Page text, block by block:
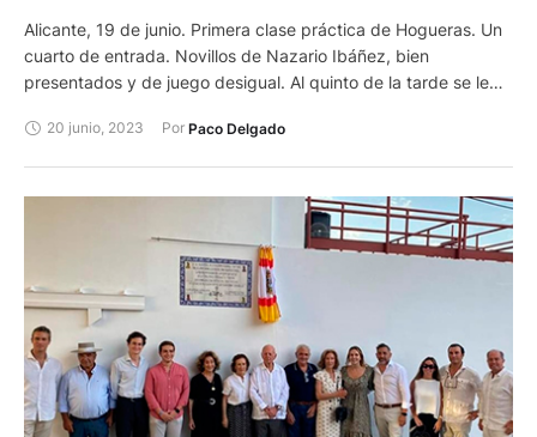
Alicante, 19 de junio. Primera clase práctica de Hogueras. Un
cuarto de entrada. Novillos de Nazario Ibáñez, bien
presentados y de juego desigual. Al quinto de la tarde se le
ovación. Javier Zulueta, de la Escuela de Sevilla, oreja. Daniel
Alejandro Troyas, de la Escuela Taurina de Alicante, dos
orejas. Raúl Puebla, de la Escuela de Toledo, palmas.
20 junio, 2023 Por Paco Delgado